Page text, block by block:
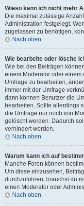
Wieso kann ich nicht mehr
Die maximal zulässige
Administration festgelegt.
zugelassen zu benötigen,
Nach oben
Wie bearbeite oder lösche
Wie bei den Beiträgen
einem Moderator oder einem
Umfrage zu bearbeiten,
immer mit der Umfrage
dann können Benutzer die
bearbeiten. Sollte allerdings
die Umfrage nur noch von
gelöscht werden. Dadurch
verhindert werden.
Nach oben
Warum kann ich auf
Manche Foren können
Um diese einzusehen,
durchzuführen, brauchst du
einen Moderator oder
Nach oben